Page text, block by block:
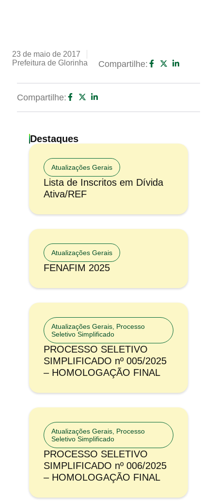
23 de maio de 2017
Prefeitura de Glorinha
Compartilhe:
Compartilhe:
Destaques
Atualizações Gerais
Lista de Inscritos em Dívida
Ativa/REF
Atualizações Gerais
FENAFIM 2025
Atualizações Gerais Processo
Seletivo Simplificado
PROCESSO SELETIVO
SIMPLIFICADO nº 005/2025
– HOMOLOGAÇÃO FINAL
Atualizações Gerais Processo
Seletivo Simplificado
PROCESSO SELETIVO
SIMPLIFICADO nº 006/2025
– HOMOLOGAÇÃO FINAL